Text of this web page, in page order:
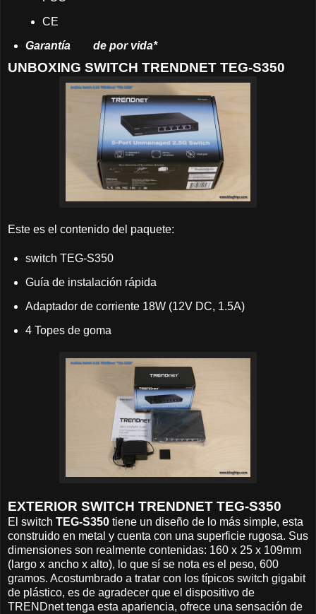
CE
Garantía
	de
por vida*
UNBOXING SWITCH TRENDNET TEG-S350
Este es el contenido del paquete:
switch TEG-S350
Guía de instalación rápida
Adaptador de corriente 18W (12V DC, 1.5A)
4 Topes de goma
EXTERIOR SWITCH TRENDNET TEG-S350
El switch TEG-S350 tiene un diseño de lo más simple, esta
construido en metal y cuenta con una superficie rugosa. Sus
dimensiones son realmente contenidas: 160 x 25 x 109mm
(largo x ancho x alto), lo que sí se nota es el peso, 600
gramos. Acostumbrado a tratar con los típicos switch gigabit
de plástico, es de agradecer que el dispositivo de
TRENDnet tenga esta apariencia, ofrece una sensación de